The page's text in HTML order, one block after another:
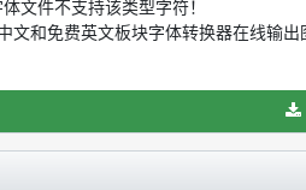
文件不支持该类型字符！
文和免费英文板块字体转换器在线输出